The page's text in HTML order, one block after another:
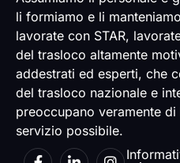
li formiamo e li
lavorate con STAR,
del trasloco altamente
addestrati ed esperti, che
del trasloco nazionale e
preoccupano veramente
servizio possibile.